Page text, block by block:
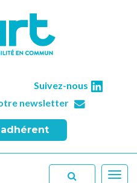
Suivez-nous
newsletter
adhérent